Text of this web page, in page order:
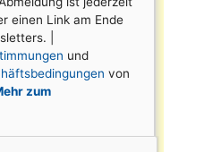
einen Link am Ende
|
und
von
zum